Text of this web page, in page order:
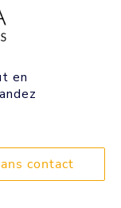
en
contact